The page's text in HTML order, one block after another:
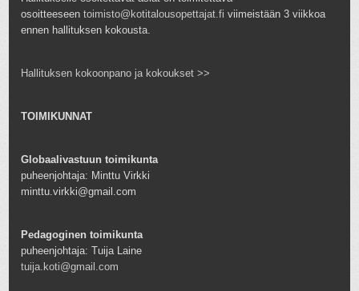
osoitteeseentoimisto@kotitalousopettajat.fi viimeistään 3 viikkoa
ennen hallituksen kokousta.
Hallituksen kokoonpano ja kokoukset >>
TOIMIKUNNAT
Globaalivastuun toimikunta
puheenjohtaja: Minttu Virkki
minttu.virkki@gmail.com
Pedagoginen toimikunta
puheenjohtaja: Tuija Laine
tuija.koti@gmail.com